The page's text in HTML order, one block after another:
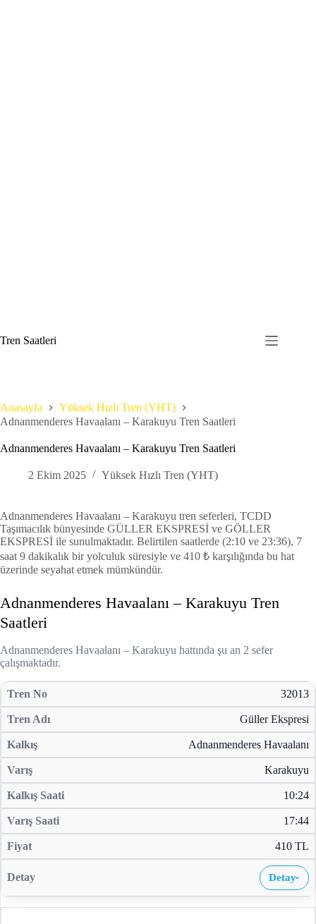
to
content
Tren Saatleri
Anasayfa
Yüksek Hızlı Tren (YHT)
Adnanmenderes Havaalanı – Karakuyu Tren Saatleri
Adnanmenderes Havaalanı – Karakuyu Tren Saatleri
2 Ekim 2025 Yüksek Hızlı Tren (YHT)
Adnanmenderes Havaalanı – Karakuyu tren seferleri, TCDD
Taşımacılık bünyesinde GÜLLER EKSPRESİ ve GÖLLER
EKSPRESİ ile sunulmaktadır. Belirtilen saatlerde (2:10 ve 23:36), 7
saat 9 dakikalık bir yolculuk süresiyle ve 410 ₺ karşılığında bu hat
üzerinde seyahat etmek mümkündür.
Adnanmenderes Havaalanı – Karakuyu Tren
Saatleri
Adnanmenderes Havaalanı – Karakuyu hattında şu an 2 sefer
çalışmaktadır.
32013
Güller Ekspresi
Adnanmenderes Havaalanı
Karakuyu
10:24
17:44
410 TL
Detay›